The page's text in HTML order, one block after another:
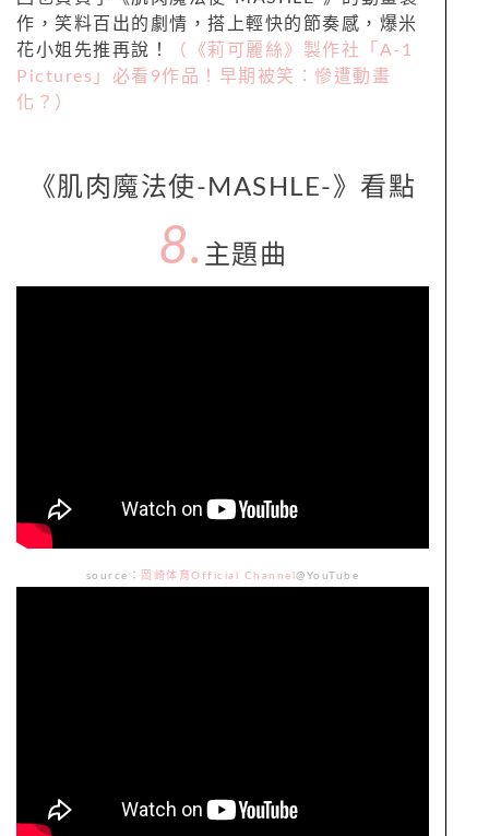
作，笑料百出的劇情，搭上輕快的節奏感，爆米
花小姐先推再說！
（《莉可麗絲》製作社「A-1
Pictures」必看9作品！早期被笑：慘遭動畫
化？）
《肌肉魔法使-MASHLE-》看點
8. 主題曲
source： 岡崎体育Official Channel@YouTube